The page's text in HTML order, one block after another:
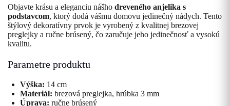
Objavte krásu a eleganciu nášho dreveného anjelika s
podstavcom, ktorý dodá vášmu domovu jedinečný nádych. Tento
štýlový dekoratívny prvok je vyrobený z kvalitnej brezovej
preglejky a ručne brúsený, čo zaručuje jeho jedinečnosť a vysokú
kvalitu.
Parametre produktu
Výška: 14 cm
Materiál: brezová preglejka, hrúbka 3 mm
Úprava: ručne brúsený